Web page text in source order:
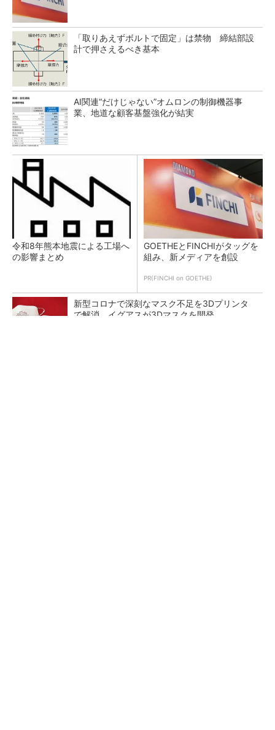
「取りあえずボルトで固定」は禁物 締結部設
計で押さえるべき基本
AI関連“だけじゃない”オムロンの制御機器事
業、地道な顧客基盤強化が結実
令和8年熊本地震による工場へ
の影響まとめ
GOETHEとFINCHIがタッグを
組み、新メディアを創設
PR(FINCHI on GOETHE)
新型コロナで深刻なマスク不足を3Dプリンタ
で解消、イグアスが3Dマスクを開発